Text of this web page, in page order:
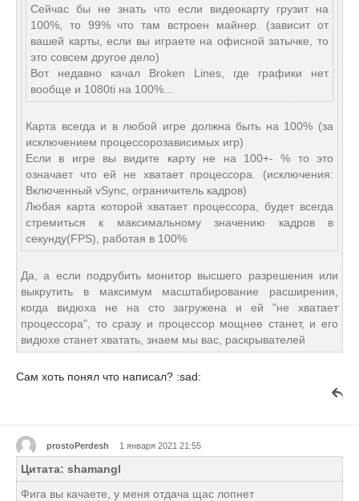
Сейчас бы не знать что если видеокарту грузит на
100%, то 99% что там встроен майнер. (зависит от
вашей карты, если вы играете на офисной затычке, то
это совсем другое дело)
Вот недавно качал Broken Lines, где графики нет
вообще и 1080ti на 100%...
Карта всегда и в любой игре должна быть на 100% (за
исключением процессорозависимых игр)
Если в игре вы видите карту не на 100+- % то это
означает что ей не хватает процессора. (исключения:
Включенный vSync, ограничитель кадров)
Любая карта которой хватает процессора, будет всегда
стремиться к максимальному значению кадров в
секунду(FPS), работая в 100%
Да, а если подрубить монитор высшего разрешения или
выкрутить в максимум масштабирование расширения,
когда видюха не на сто загружена и ей "не хватает
процессора", то сразу и процессор мощнее станет, и его
видюхе станет хватать, знаем мы вас, раскрывателей
Сам хоть понял что написал? :sad:
prostoPerdesh 1 января 2021 21:55
Цитата: shamangl
Фига вы качаете, у меня отдача щас лопнет